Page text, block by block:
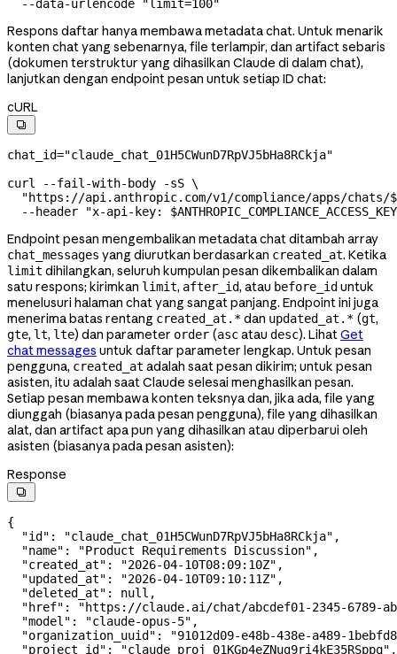
  --data-urlencode
"limit=100"
Respons daftar hanya membawa metadata chat. Untuk menarik
konten chat yang sebenarnya, file terlampir, dan artifact sebaris
(dokumen terstruktur yang dihasilkan Claude di dalam chat),
lanjutkan dengan endpoint pesan untuk setiap ID chat:
cURL

chat_id="claude_chat_01H5CWunD7RpVJ5bHa8RCkja"
curl
--fail-with-body -sS \
  "https://api.anthropic.com/v1/compliance/apps/chats/
  --header
"x-api-key: $ANTHROPIC_COMPLIANCE_ACCESS_KEY
Endpoint pesan mengembalikan metadata chat ditambah array
chat_messages yang diurutkan berdasarkan created_at. Ketika
limit dihilangkan, seluruh kumpulan pesan dikembalikan dalam
satu respons; kirimkan limit, after_id, atau before_id untuk
menelusuri halaman chat yang sangat panjang. Endpoint ini juga
menerima batas rentang created_at.*dan updated_at.* (gt,
gte, lt, lte) dan parameter order (ascatau desc). LihatGet
chat messages untuk daftar parameter lengkap. Untuk pesan
pengguna, created_at adalah saat pesan dikirim; untuk pesan
asisten, itu adalah saat Claude selesai menghasilkan pesan.
Setiap pesan membawa konten teksnya dan, jika ada, file yang
diunggah (biasanya pada pesan pengguna), file yang dihasilkan
alat, dan artifact apa pun yang dihasilkan atau diperbarui oleh
asisten (biasanya pada pesan asisten):
Response

{
  "id"
: "claude_chat_01H5CWunD7RpVJ5bHa8RCkja" ,
  "name"
: "Product Requirements Discussion" ,
  "created_at"
: "2026-04-10T08:09:10Z" ,
  "updated_at"
: "2026-04-10T09:10:11Z" ,
  "deleted_at"
: null ,
  "href"
:
"https://claude.ai/chat/abcdef01-2345-6789-
  "model"
: "claude-opus-5" ,
  "organization_uuid"
:
"91012d09-e48b-438e-a489-
  "project_id"
: "claude_proj_01KGp4eZNug9ri4kE35RSppq" ,